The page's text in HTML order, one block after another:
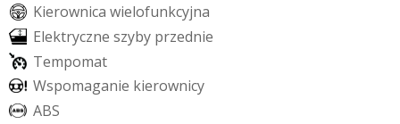
Kierownica wielofunkcyjna
Elektryczne szyby przednie
Tempomat
Wspomaganie kierownicy
ABS